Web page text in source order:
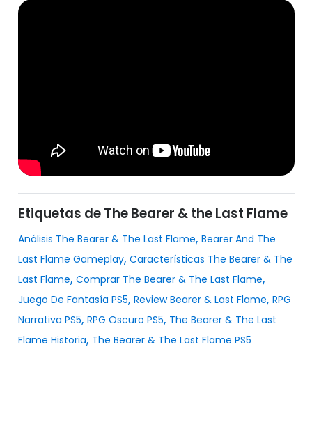
Etiquetas de The Bearer & the Last Flame
Análisis The Bearer & The Last Flame, Bearer And The
Last Flame Gameplay, Características The Bearer & The
Last Flame, Comprar The Bearer & The Last Flame,
Juego De Fantasía PS5, Review Bearer & Last Flame, RPG
Narrativa PS5, RPG Oscuro PS5, The Bearer & The Last
Flame Historia, The Bearer & The Last Flame PS5